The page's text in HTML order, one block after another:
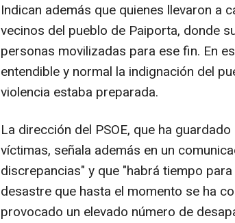
Indican además que quienes llevaron a
vecinos del pueblo de Paiporta, donde
personas movilizadas para ese fin. En
entendible y normal la indignación del
violencia estaba preparada.
La dirección del PSOE, que ha
víctimas, señala además en un
discrepancias" y que "habrá tiempo
desastre que hasta el momento se ha
provocado un elevado número de